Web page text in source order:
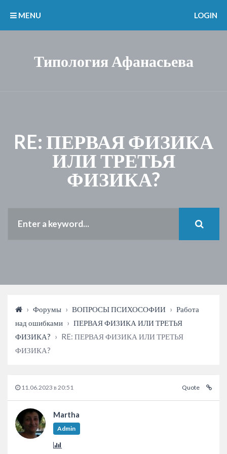
Типология Афанасьева
MENU LOGIN
RE: ПЕРВАЯ ФИЗИКА
ИЛИ ТРЕТЬЯ
ФИЗИКА?
› Форумы › ВОПРОСЫ ПСИХОСОФИИ › Работа
над ошибками › ПЕРВАЯ ФИЗИКА ИЛИ ТРЕТЬЯ
ФИЗИКА? › RE: ПЕРВАЯ ФИЗИКА ИЛИ ТРЕТЬЯ
ФИЗИКА?
11.06.2023 в 20:51 Quote
Martha
Admin